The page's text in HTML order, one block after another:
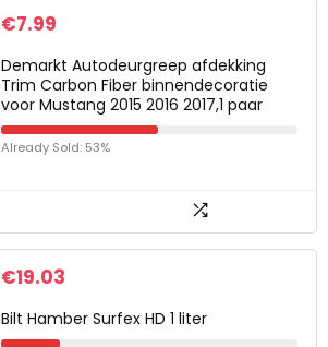
€7.99
Demarkt Autodeurgreep afdekking
Trim Carbon Fiber binnendecoratie
voor Mustang 2015 2016 2017,1 paar
Already Sold: 53%
€19.03
Bilt Hamber Surfex HD 1 liter